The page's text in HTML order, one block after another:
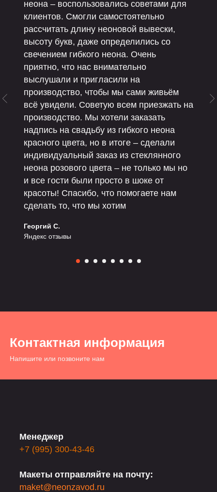
неона – воспользовались советами для
клиентов. Смогли самостоятельно
рассчитать длину неоновой вывески,
высоту букв, даже определились со
свечением гибкого неона. Очень
приятно, что нас внимательно
выслушали и пригласили на
производство, чтобы мы сами живьём
всё увидели. Советую всем приезжать на
производство. Мы хотели заказать
надпись на свадьбу из гибкого неона
красного цвета, но в итоге – сделали
индивидуальный заказ из стеклянного
неона розового цвета – не только мы но
и все гости были просто в шоке от
красоты! Спасибо, что помогаете нам
сделать то, что мы хотим
Георгий С.
Яндекс отзывы
Контактная информация
Напишите или позвоните нам
Менеджер
+7 (995) 300-43-46
Макеты отправляйте на почту:
maket@neonzavod.ru